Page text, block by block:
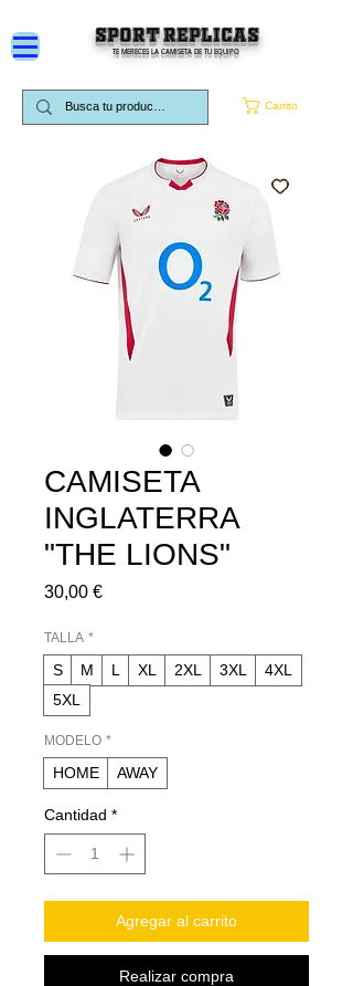
Carrito
SPORT REPLICAS
TE MERECES LA CAMISETA DE TU EQUIPO
CAMISETA
INGLATERRA
"THE LIONS"
30,00 €Precio
TALLA *
S M L XL 2XL 3XL
4XL
5XL
MODELO *
HOME AWAY
Cantidad *
Agregar al carrito
Realizar compra